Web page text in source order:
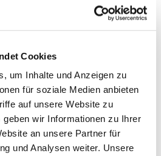
Cookies
um Inhalte und Anzeigen zu
für soziale Medien anbieten
auf unsere Website zu
wir Informationen zu Ihrer
an unsere Partner für
und Analysen weiter. Unsere